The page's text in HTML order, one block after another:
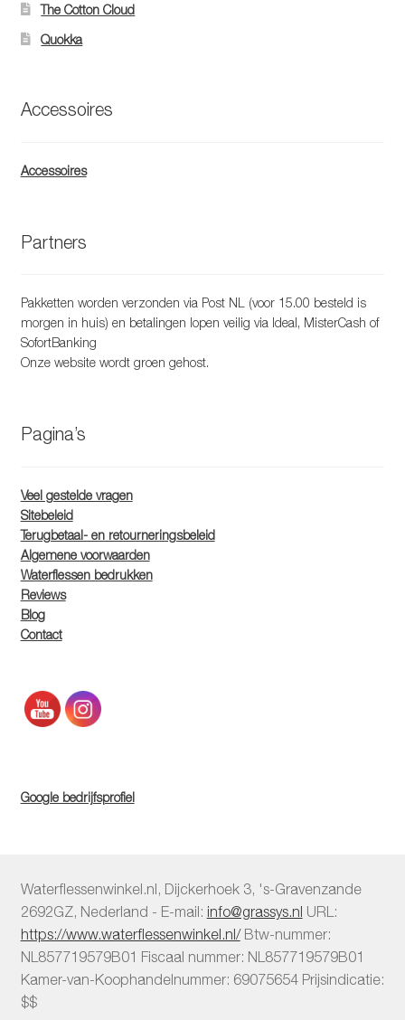
The Cotton Cloud
Quokka
Accessoires
Accessoires
Partners
Pakketten worden verzonden via Post NL (voor 15.00 besteld is
morgen in huis) en betalingen lopen veilig via Ideal, MisterCash of
SofortBanking
Onze website wordt groen gehost.
Pagina’s
Veel gestelde vragen
Sitebeleid
Terugbetaal- en retourneringsbeleid
Algemene voorwaarden
Waterflessen bedrukken
Reviews
Blog
Contact
Google bedrijfsprofiel
Waterflessenwinkel.nl, Dijckerhoek 3, 's-Gravenzande
2692GZ, Nederland - E-mail: info@grassys.nl URL:
https://www.waterflessenwinkel.nl/ Btw-nummer:
NL857719579B01 Fiscaal nummer: NL857719579B01
Kamer-van-Koophandelnummer: 69075654 Prijsindicatie:
$$